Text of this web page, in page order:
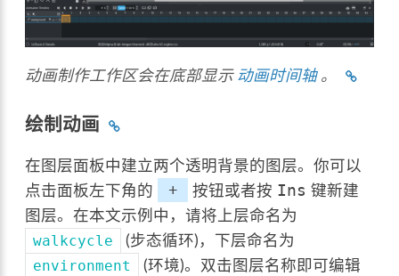
动画制作工作区会在底部显示动画时间轴。
绘制动画
在图层面板中建立两个透明背景的图层。你可以
点击面板左下角的
+ 按钮或者按 Ins 键新建
图层。在本文示例中，请将上层命名为
walkcycle (步态循环)，下层命名为
environment
(环境)。双击图层名称即可编辑